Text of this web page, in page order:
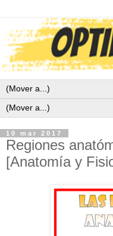
10 mar 2017
Regiones
[Anatomía y